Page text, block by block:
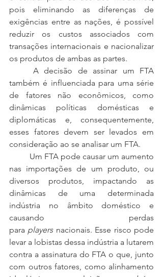
pois eliminando as diferenças de
exigências entre as nações, é possível
reduzir os custos associados com
transações internacionais e nacionalizar
os produtos de ambas as partes.
também é influenciada para uma série
de fatores não econômicos, como
dinâmicas políticas domésticas e
diplomáticas e, consequentemente,
esses fatores devem ser levados em
consideração ao se analisar um FTA.
nas importações de um produto, ou
diversos produtos, impactando as
dinâmicas de uma determinada
indústria no âmbito doméstico e
causando perdas
para players nacionais. Esse risco pode
levar a lobistas dessa indústria a lutarem
contra a assinatura do FTA o que, junto
com outros fatores, como alinhamento